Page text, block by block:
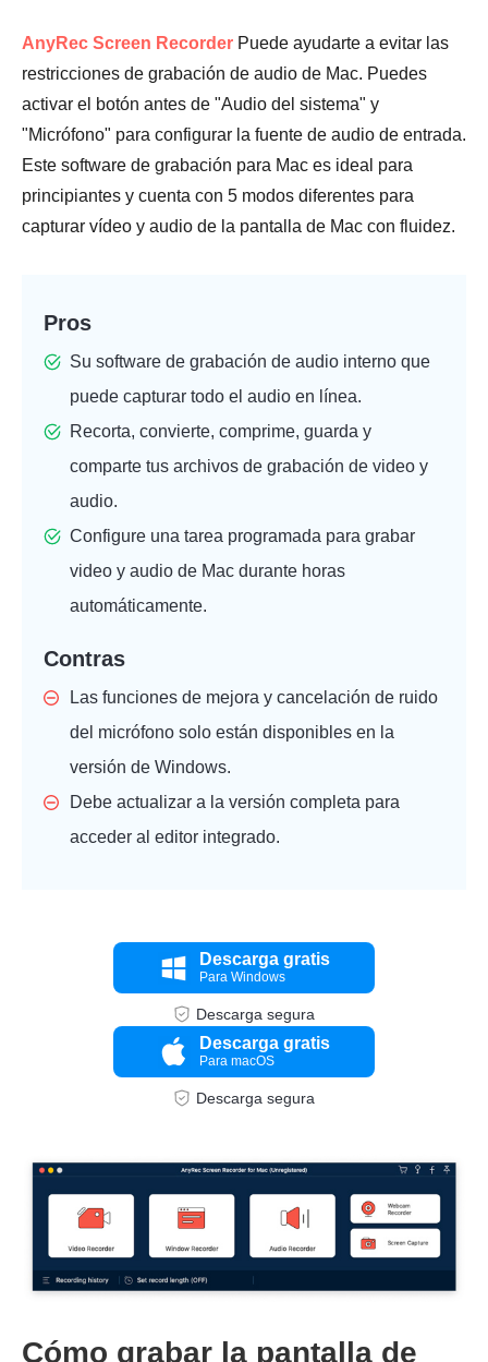
AnyRec Screen Recorder Puede ayudarte a evitar las
restricciones de grabación de audio de Mac. Puedes
activar el botón antes de "Audio del sistema" y
"Micrófono" para configurar la fuente de audio de entrada.
Este software de grabación para Mac es ideal para
principiantes y cuenta con 5 modos diferentes para
capturar vídeo y audio de la pantalla de Mac con fluidez.
Pros
Su software de grabación de audio interno que
puede capturar todo el audio en línea.
Recorta, convierte, comprime, guarda y
comparte tus archivos de grabación de video y
audio.
Configure una tarea programada para grabar
video y audio de Mac durante horas
automáticamente.
Contras
Las funciones de mejora y cancelación de ruido
del micrófono solo están disponibles en la
versión de Windows.
Debe actualizar a la versión completa para
acceder al editor integrado.
Descarga gratis
Para Windows
Descarga segura
Descarga gratis
Para macOS
Descarga segura
Cómo grabar la pantalla de